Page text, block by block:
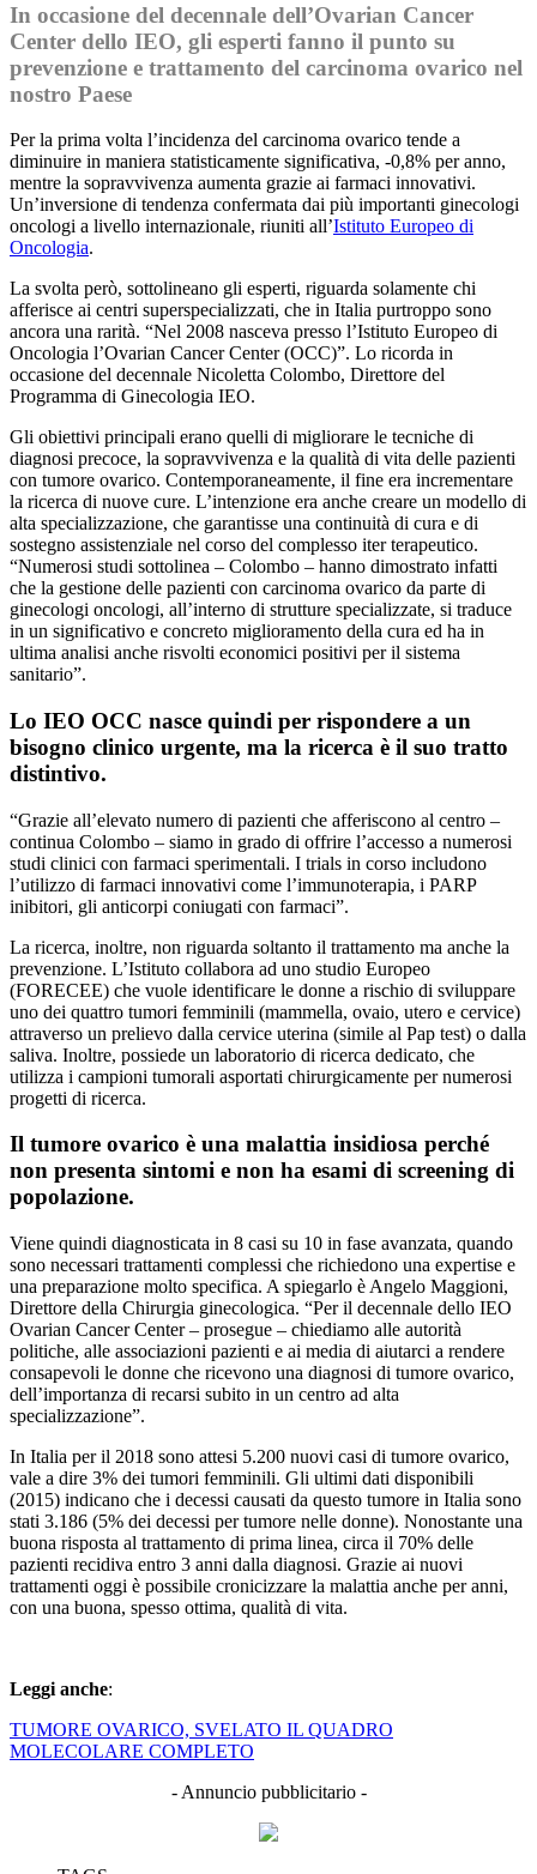
In occasione del decennale dell’Ovarian Cancer
Center dello IEO, gli esperti fanno il punto su
prevenzione e trattamento del carcinoma ovarico nel
nostro Paese
Per la prima volta l’incidenza del carcinoma ovarico tende a
diminuire in maniera statisticamente significativa, -0,8% per anno,
mentre la sopravvivenza aumenta grazie ai farmaci innovativi.
Un’inversione di tendenza confermata dai più importanti ginecologi
oncologi a livello internazionale, riuniti all’Istituto Europeo di
Oncologia.
La svolta però, sottolineano gli esperti, riguarda solamente chi
afferisce ai centri superspecializzati, che in Italia purtroppo sono
ancora una rarità. “Nel 2008 nasceva presso l’Istituto Europeo di
Oncologia l’Ovarian Cancer Center (OCC)”. Lo ricorda in
occasione del decennale Nicoletta Colombo, Direttore del
Programma di Ginecologia IEO.
Gli obiettivi principali erano quelli di migliorare le tecniche di
diagnosi precoce, la sopravvivenza e la qualità di vita delle pazienti
con tumore ovarico. Contemporaneamente, il fine era incrementare
la ricerca di nuove cure. L’intenzione era anche creare un modello di
alta specializzazione, che garantisse una continuità di cura e di
sostegno assistenziale nel corso del complesso iter terapeutico.
“Numerosi studi sottolinea – Colombo – hanno dimostrato infatti
che la gestione delle pazienti con carcinoma ovarico da parte di
ginecologi oncologi, all’interno di strutture specializzate, si traduce
in un significativo e concreto miglioramento della cura ed ha in
ultima analisi anche risvolti economici positivi per il sistema
sanitario”.
Lo IEO OCC nasce quindi per rispondere a un
bisogno clinico urgente, ma la ricerca è il suo tratto
distintivo.
“Grazie all’elevato numero di pazienti che afferiscono al centro –
continua Colombo – siamo in grado di offrire l’accesso a numerosi
studi clinici con farmaci sperimentali. I trials in corso includono
l’utilizzo di farmaci innovativi come l’immunoterapia, i PARP
inibitori, gli anticorpi coniugati con farmaci”.
La ricerca, inoltre, non riguarda soltanto il trattamento ma anche la
prevenzione. L’Istituto collabora ad uno studio Europeo
(FORECEE) che vuole identificare le donne a rischio di sviluppare
uno dei quattro tumori femminili (mammella, ovaio, utero e cervice)
attraverso un prelievo dalla cervice uterina (simile al Pap test) o dalla
saliva. Inoltre, possiede un laboratorio di ricerca dedicato, che
utilizza i campioni tumorali asportati chirurgicamente per numerosi
progetti di ricerca.
Il tumore ovarico è una malattia insidiosa perché
non presenta sintomi e non ha esami di screening di
popolazione.
Viene quindi diagnosticata in 8 casi su 10 in fase avanzata, quando
sono necessari trattamenti complessi che richiedono una expertise e
una preparazione molto specifica. A spiegarlo è Angelo Maggioni,
Direttore della Chirurgia ginecologica. “Per il decennale dello IEO
Ovarian Cancer Center – prosegue – chiediamo alle autorità
politiche, alle associazioni pazienti e ai media di aiutarci a rendere
consapevoli le donne che ricevono una diagnosi di tumore ovarico,
dell’importanza di recarsi subito in un centro ad alta
specializzazione”.
In Italia per il 2018 sono attesi 5.200 nuovi casi di tumore ovarico,
vale a dire 3% dei tumori femminili. Gli ultimi dati disponibili
(2015) indicano che i decessi causati da questo tumore in Italia sono
stati 3.186 (5% dei decessi per tumore nelle donne). Nonostante una
buona risposta al trattamento di prima linea, circa il 70% delle
pazienti recidiva entro 3 anni dalla diagnosi. Grazie ai nuovi
trattamenti oggi è possibile cronicizzare la malattia anche per anni,
con una buona, spesso ottima, qualità di vita.
Leggi anche:
TUMORE OVARICO, SVELATO IL QUADRO
MOLECOLARE COMPLETO
- Annuncio pubblicitario -